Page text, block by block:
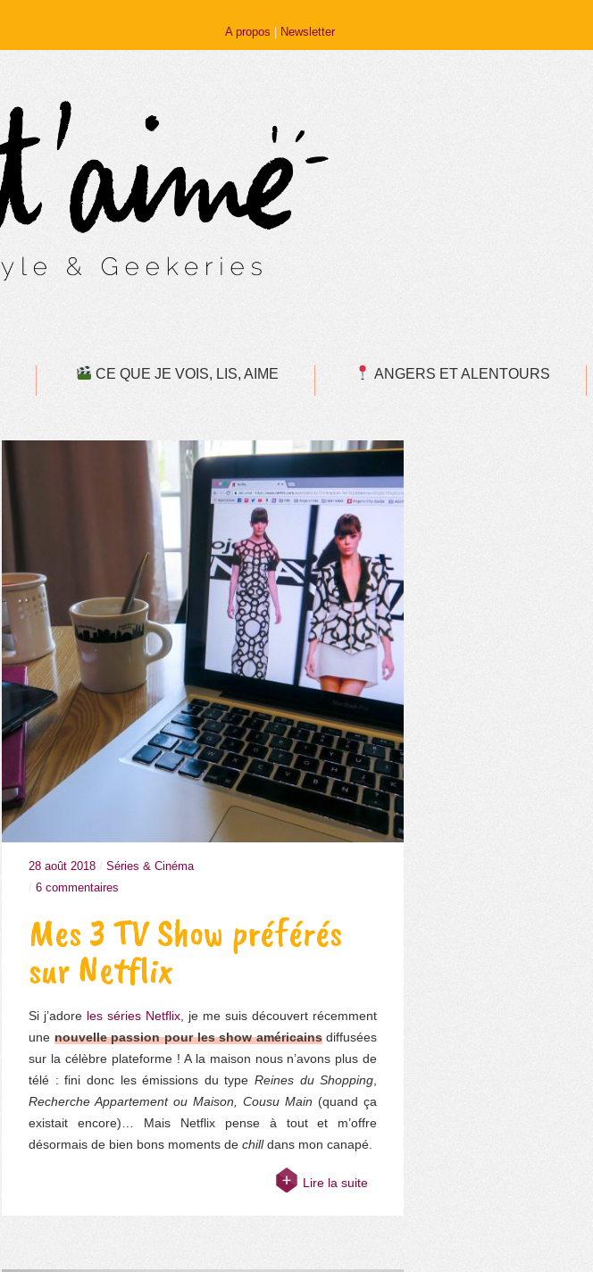
A propos Newsletter
CE QUE JE VOIS, LIS, AIME ANGERS ET ALENTOURS
28 août 2018/ Séries & Cinéma
/ 6 commentaires
Mes 3 TV Show préférés
sur Netflix
Si j’adore les séries Netflix , je me suis découvert récemment
une nouvelle passion pour les show américainsdiffusées
sur la célèbre plateforme ! A la maison nous n’avons plus de
télé : fini donc les émissions du typeReines du Shopping
Recherche Appartement ou Maison, Cousu Main (quand ça
existait encore)… Mais Netflix pense à tout et m’offre
désormais de bien bons moments de chilldans mon canapé.
Lire la suite